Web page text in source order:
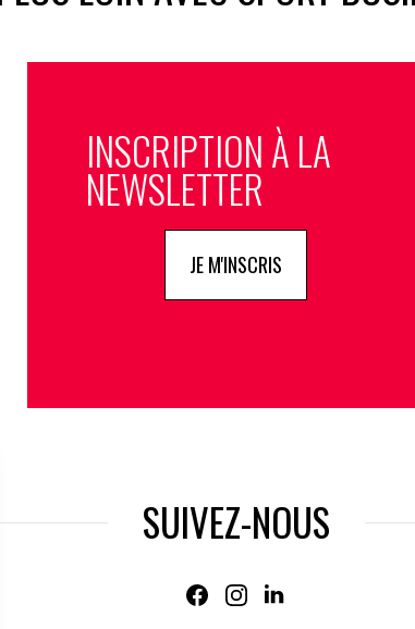
INSCRIPTION À LA
NEWSLETTER
JE M'INSCRIS
SUIVEZ-NOUS